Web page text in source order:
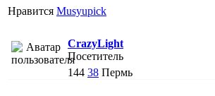
Нравится Musyupick
CrazyLight
Посетитель
144 38 Пермь